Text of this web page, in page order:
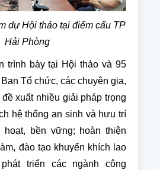
dự Hội thảo tại điểm cẩu TP
Hải Phòng
trình bày tại Hội thảo và 95
Tổ chức, các chuyên gia,
xuất nhiều giải pháp trọng
hệ thống an sinh và hưu trí
bền vững; hoàn thiện
đào tạo khuyến khích lao
triển các ngành công